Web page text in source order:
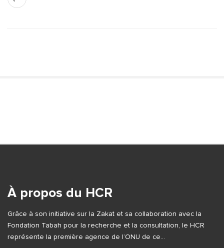
d
b
À propos du HCR
Grâce à son initiative sur la Zakat et sa collaboration avec la
Fondation Tabah pour la recherche et la consultation, le HCR
représente la première agence de l’ONU de ce…